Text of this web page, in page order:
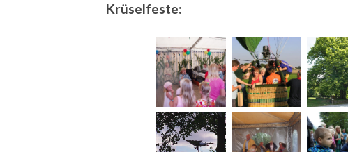
Krüselfeste: